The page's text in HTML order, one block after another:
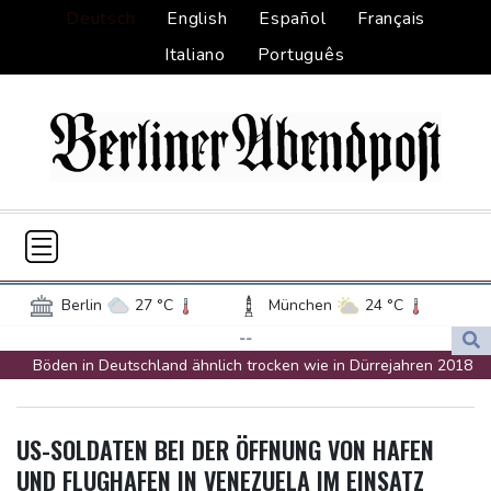
Deutsch English Español
Français
Italiano
Português
Berlin 27 °C München
24 °C
Frankfurt am Main
28 °C
Köln
24 °C Kiel
22 °C
--
Böden in Deutschland ähnlich trocken wie in Dürrejahren 2018
in Psychiatrie
US-SOLDATEN BEI DER ÖFFNUNG VON HAFEN
UND FLUGHAFEN IN VENEZUELA IM EINSATZ